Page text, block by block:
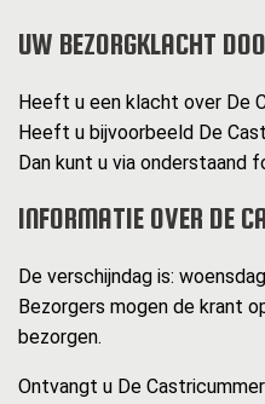
UW BEZORGKLACHT
Heeft u een klacht over De
Heeft u bijvoorbeeld De
Dan kunt u via onderstaand
INFORMATIE OVER DE
De verschijndag is: woensdag
Bezorgers mogen de krant
bezorgen.
Ontvangt u De